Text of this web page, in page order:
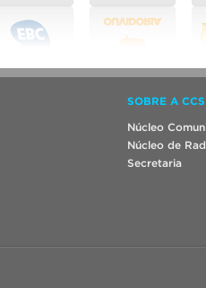
SOBRE A CCS
Núcleo
Núcleo de
Secretaria